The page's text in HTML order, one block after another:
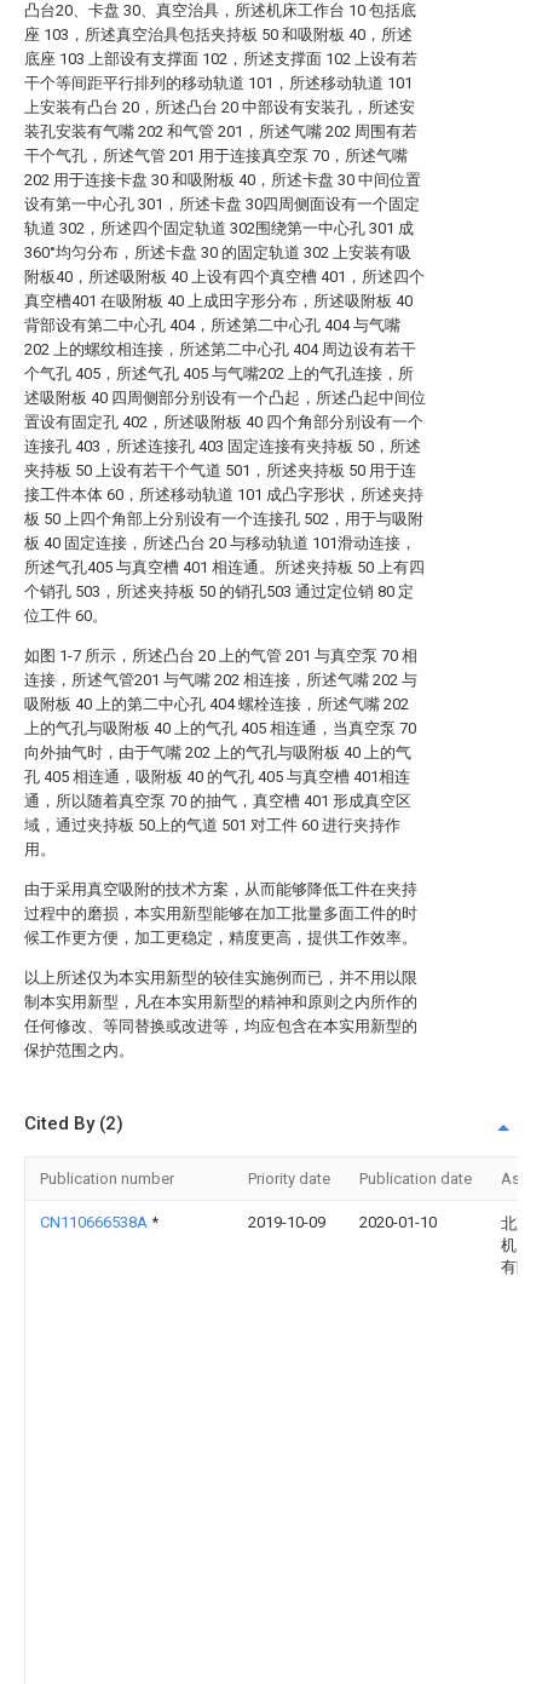
凸台20、卡盘 30、真空治具，所述机床工作台 10 包括底
座 103，所述真空治具包括夹持板 50 和吸附板 40，所述
底座 103 上部设有支撑面 102，所述支撑面 102 上设有若
干个等间距平行排列的移动轨道 101，所述移动轨道 101
上安装有凸台 20，所述凸台 20 中部设有安装孔，所述安
装孔安装有气嘴 202 和气管 201，所述气嘴 202 周围有若
干个气孔，所述气管 201 用于连接真空泵 70，所述气嘴
202 用于连接卡盘 30 和吸附板 40，所述卡盘 30 中间位置
设有第一中心孔 301，所述卡盘 30四周侧面设有一个固定
轨道 302，所述四个固定轨道 302围绕第一中心孔 301 成
360°均匀分布，所述卡盘 30 的固定轨道 302 上安装有吸
附板40，所述吸附板 40 上设有四个真空槽 401，所述四个
真空槽401 在吸附板 40 上成田字形分布，所述吸附板 40
背部设有第二中心孔 404，所述第二中心孔 404 与气嘴
202 上的螺纹相连接，所述第二中心孔 404 周边设有若干
个气孔 405，所述气孔 405 与气嘴202 上的气孔连接，所
述吸附板 40 四周侧部分别设有一个凸起，所述凸起中间位
置设有固定孔 402，所述吸附板 40 四个角部分别设有一个
连接孔 403，所述连接孔 403 固定连接有夹持板 50，所述
夹持板 50 上设有若干个气道 501，所述夹持板 50 用于连
接工件本体 60，所述移动轨道 101 成凸字形状，所述夹持
板 50 上四个角部上分别设有一个连接孔 502，用于与吸附
板 40 固定连接，所述凸台 20 与移动轨道 101滑动连接，
所述气孔405 与真空槽 401 相连通。所述夹持板 50 上有四
个销孔 503，所述夹持板 50 的销孔503 通过定位销 80 定
位工件 60。
如图 1-7 所示，所述凸台 20 上的气管 201 与真空泵 70 相
连接，所述气管201 与气嘴 202 相连接，所述气嘴 202 与
吸附板 40 上的第二中心孔 404 螺栓连接，所述气嘴 202
上的气孔与吸附板 40 上的气孔 405 相连通，当真空泵 70
向外抽气时，由于气嘴 202 上的气孔与吸附板 40 上的气
孔 405 相连通，吸附板 40 的气孔 405 与真空槽 401相连
通，所以随着真空泵 70 的抽气，真空槽 401 形成真空区
域，通过夹持板 50上的气道 501 对工件 60 进行夹持作
用。
由于采用真空吸附的技术方案，从而能够降低工件在夹持
过程中的磨损，本实用新型能够在加工批量多面工件的时
候工作更方便，加工更稳定，精度更高，提供工作效率。
以上所述仅为本实用新型的较佳实施例而已，并不用以限
制本实用新型，凡在本实用新型的精神和原则之内所作的
任何修改、等同替换或改进等，均应包含在本实用新型的
保护范围之内。
Cited By (2)
Publication number Priority date Publication date
CN110666538A * 2019-10-09 2020-01-10
北京
机电
有限